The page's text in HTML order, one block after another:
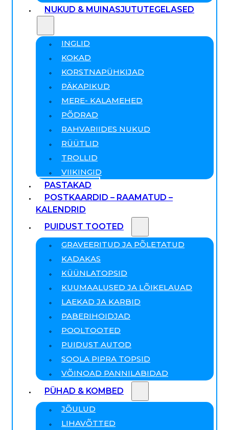
NUKUD & MUINASJUTUTEGELASED
INGLID
KOKAD
KORSTNAPÜHKIJAD
PÄKAPIKUD
MERE- KALAMEHED
PÕDRAD
RAHVARIIDES NUKUD
RÜÜTLID
TROLLID
VIIKINGID
PASTAKAD
POSTKAARDID – RAAMATUD –
KALENDRID
PUIDUST TOOTED
GRAVEERITUD JA PÕLETATUD
KADAKAS
KÜÜNLATOPSID
KUUMAALUSED JA LÕIKELAUAD
LAEKAD JA KARBID
PABERIHOIDJAD
POOLTOOTED
PUIDUST AUTOD
SOOLA PIPRA TOPSID
VÕINOAD PANNILABIDAD
PÜHAD & KOMBED
JÕULUD
LIHAVÕTTED